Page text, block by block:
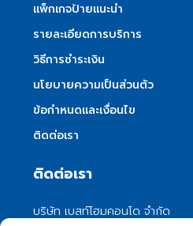
แพ็กเกจป้ายแนะนำ
รายละเอียดการบริการ
วิธีการชำระเงิน
นโยบายความเป็นส่วนตัว
ข้อกำหนดและเงื่อนไข
ติดต่อเรา
ติดต่อเรา
บริษัท เบสท์โฮมคอนโด จำกัด